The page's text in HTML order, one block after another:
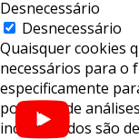
Desnecessário
Desnecessário
Quaisquer cookies
necessários para o
especificamente
por meio de
incorporados são